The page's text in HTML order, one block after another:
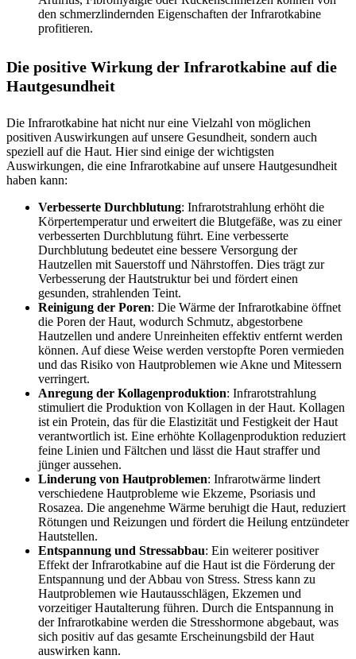
den schmerzlindernden Eigenschaften der Infrarotkabine
profitieren.
Die positive Wirkung der Infrarotkabine auf die
Hautgesundheit
Die Infrarotkabine hat nicht nur eine Vielzahl von möglichen
positiven Auswirkungen auf unsere Gesundheit, sondern auch
speziell auf die Haut. Hier sind einige der wichtigsten
Auswirkungen, die eine Infrarotkabine auf unsere Hautgesundheit
haben kann:
Verbesserte Durchblutung: Infrarotstrahlung erhöht die
Körpertemperatur und erweitert die Blutgefäße, was zu einer
verbesserten Durchblutung führt. Eine verbesserte
Durchblutung bedeutet eine bessere Versorgung der
Hautzellen mit Sauerstoff und Nährstoffen. Dies trägt zur
Verbesserung der Hautstruktur bei und fördert einen
gesunden, strahlenden Teint.
Reinigung der Poren: Die Wärme der Infrarotkabine öffnet
die Poren der Haut, wodurch Schmutz, abgestorbene
Hautzellen und andere Unreinheiten effektiv entfernt werden
können. Auf diese Weise werden verstopfte Poren vermieden
und das Risiko von Hautproblemen wie Akne und Mitessern
verringert.
Anregung der Kollagenproduktion: Infrarotstrahlung
stimuliert die Produktion von Kollagen in der Haut. Kollagen
ist ein Protein, das für die Elastizität und Festigkeit der Haut
verantwortlich ist. Eine erhöhte Kollagenproduktion reduziert
feine Linien und Fältchen und lässt die Haut straffer und
jünger aussehen.
Linderung von Hautproblemen: Infrarotwärme lindert
verschiedene Hautprobleme wie Ekzeme, Psoriasis und
Rosazea. Die angenehme Wärme beruhigt die Haut, reduziert
Rötungen und Reizungen und fördert die Heilung entzündeter
Hautstellen.
Entspannung und Stressabbau: Ein weiterer positiver
Effekt der Infrarotkabine auf die Haut ist die Förderung der
Entspannung und der Abbau von Stress. Stress kann zu
Hautproblemen wie Hautausschlägen, Ekzemen und
vorzeitiger Hautalterung führen. Durch die Entspannung in
der Infrarotkabine werden die Stresshormone abgebaut, was
sich positiv auf das gesamte Erscheinungsbild der Haut
auswirken kann.